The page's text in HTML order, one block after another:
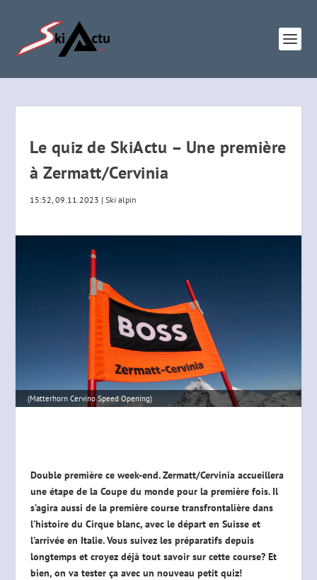
Le quiz de SkiActu – Une première
à Zermatt/Cervinia
15:52, 09.11.2023 |Ski alpin
(Matterhorn Cervino Speed Opening)
Double première ce week-end. Zermatt/Cervinia accueillera
une étape de la Coupe du monde pour la première fois. Il
s’agira aussi de la première course transfrontalière dans
l’histoire du Cirque blanc, avec le départ en Suisse et
l’arrivée en Italie. Vous suivez les préparatifs depuis
longtemps et croyez déjà tout savoir sur cette course? Et
bien, on va tester ça avec un nouveau petit quiz!